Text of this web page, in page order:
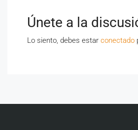
Únete a la
Lo siento, debes estar conectado